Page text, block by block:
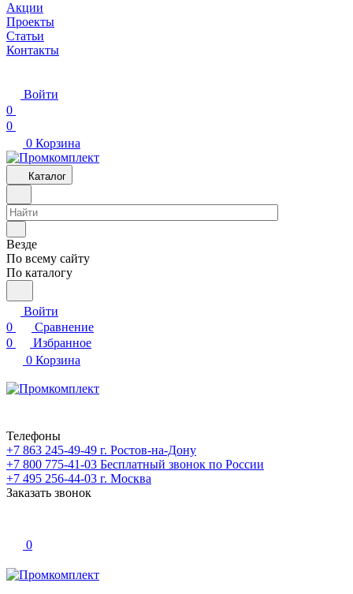
Акции
Проекты
Статьи
Контакты
Войти
0
0
0 Корзина
Каталог
Везде
По всему сайту
По каталогу
Войти
0
Сравнение
0
Избранное
0 Корзина
Телефоны
+7 863 245-49-49 г. Ростов-на-Дону
+7 800 775-41-03 Бесплатный звонок по России
+7 495 256-44-03 г. Москва
Заказать звонок
0